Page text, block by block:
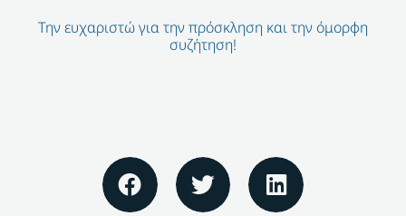
Την ευχαριστώ για την πρόσκληση και την όμορφη
συζήτηση!